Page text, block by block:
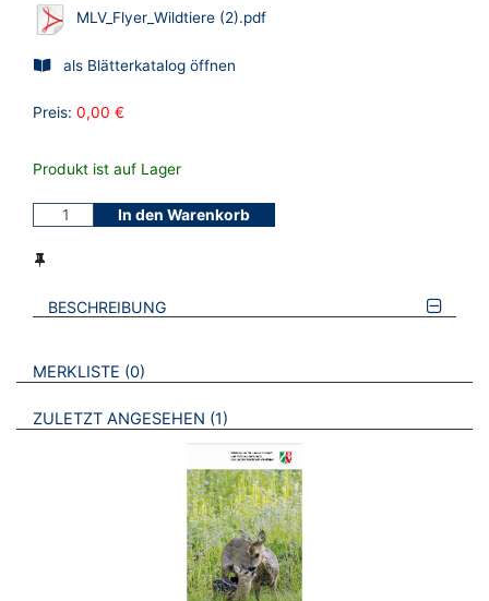
MLV_Flyer_Wildtiere (2).pdf
als Blätterkatalog öffnen
Preis: 0,00 €
Produkt ist auf Lager
In den Warenkorb
BESCHREIBUNG
VERWEISE AUF VERMERKTE- ODER ZULETZT ANGESEHENE
MERKLISTE 0 BROSCHÜREN
ZULETZT ANGESEHEN 1 BROSCHÜREN